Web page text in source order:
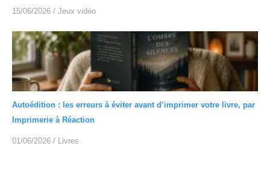
15/06/2026 / Jeux vidéo
Autoédition : les erreurs à éviter avant d’imprimer votre livre, par
Imprimerie à Réaction
01/06/2026 / Livres